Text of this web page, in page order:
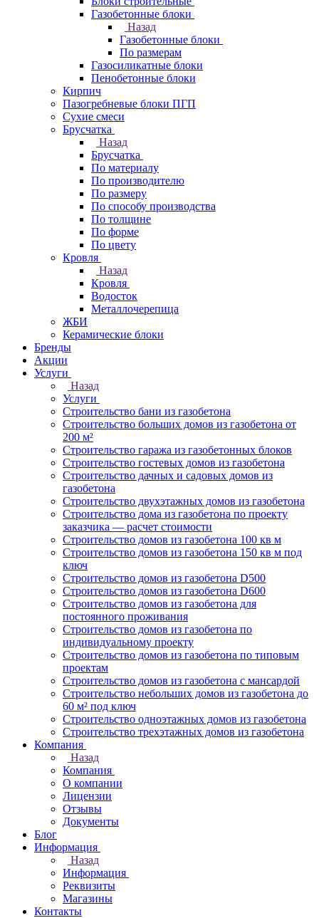
Газобетонные блоки
Назад
Газобетонные блоки
По размерам
Газосиликатные блоки
Пенобетонные блоки
Кирпич
Пазогребневые блоки ПГП
Сухие смеси
Брусчатка
Назад
Брусчатка
По материалу
По производителю
По размеру
По способу производства
По толщине
По форме
По цвету
Кровля
Назад
Кровля
Водосток
Металлочерепица
ЖБИ
Керамические блоки
Бренды
Акции
Услуги
Назад
Услуги
Строительство бани из газобетона
Строительство больших домов из газобетона от
200 м²
Строительство гаража из газобетонных блоков
Строительство гостевых домов из газобетона
Строительство дачных и садовых домов из
газобетона
Строительство двухэтажных домов из газобетона
Строительство дома из газобетона по проекту
заказчика — расчет стоимости
Строительство домов из газобетона 100 кв м
Строительство домов из газобетона 150 кв м под
ключ
Строительство домов из газобетона D500
Строительство домов из газобетона D600
Строительство домов из газобетона для
постоянного проживания
Строительство домов из газобетона по
индивидуальному проекту
Строительство домов из газобетона по типовым
проектам
Строительство домов из газобетона с мансардой
Строительство небольших домов из газобетона до
60 м² под ключ
Строительство одноэтажных домов из газобетона
Строительство трехэтажных домов из газобетона
Компания
Назад
Компания
О компании
Лицензии
Отзывы
Документы
Блог
Информация
Назад
Информация
Реквизиты
Магазины
Контакты